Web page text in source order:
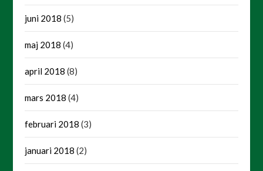
juni 2018 (5)
maj 2018 (4)
april 2018 (8)
mars 2018 (4)
februari 2018 (3)
januari 2018 (2)